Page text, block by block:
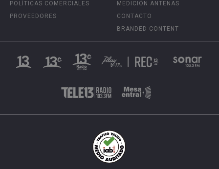
POLÍTICAS COMERCIALES
PROVEEDORES
MEDICIÓN ANTENAS
CONTACTO
BRANDED CONTENT